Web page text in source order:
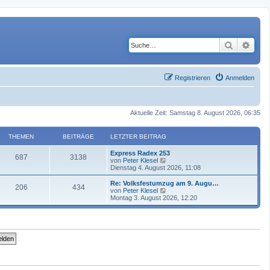
Suche
Anmelden
Registrieren
Aktuelle Zeit: Samstag 8. August 2026, 06:35
THEMEN BEITRÄGE LETZTER BEITRAG
687 3138
Express Radex 253
von Peter Klesel
e
u
e
t
r
i
Dienstag 4. August 2026, 11:08
206 434
Re: Volksfestumzug am 9. Augu…
von Peter Klesel
e
u
Montag 3. August 2026, 12:20